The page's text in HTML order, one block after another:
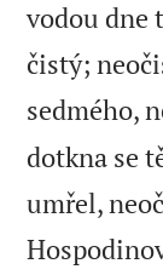
vodou dne
čistý;
sedmého,
dotkna se
umřel,